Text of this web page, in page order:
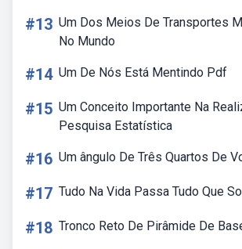
#13 Um Dos Meios De Transportes
No Mundo
#14 Um De Nós Está Mentindo Pdf
#15 Um Conceito Importante Na
Pesquisa Estatística
#16 Um ângulo De Três Quartos De
#17 Tudo Na Vida Passa Tudo Que
#18 Tronco Reto De Pirâmide De